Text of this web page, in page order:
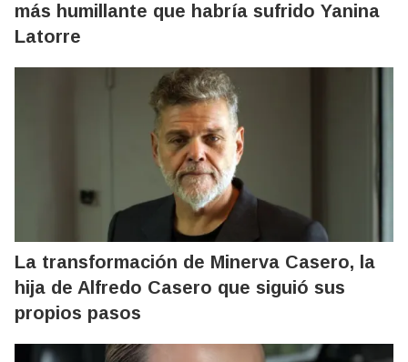
más humillante que habría sufrido Yanina
Latorre
La transformación de Minerva Casero, la
hija de Alfredo Casero que siguió sus
propios pasos